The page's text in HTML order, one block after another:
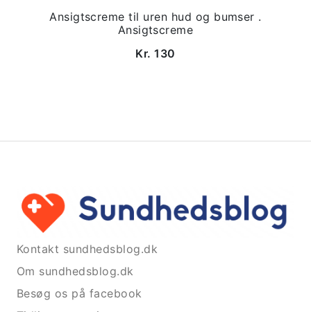
Ansigtscreme til uren hud og bumser .
Ansigtscreme
Kr. 130
Kontakt sundhedsblog.dk
Om sundhedsblog.dk
Besøg os på facebook